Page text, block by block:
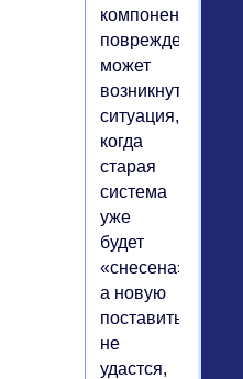
компонентов
поврежден,
может
возникнуть
ситуация,
когда
старая
система
уже
будет
«снесена»
а новую
поставить
не
удастся,